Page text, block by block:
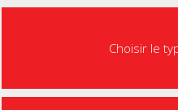
Choisir le